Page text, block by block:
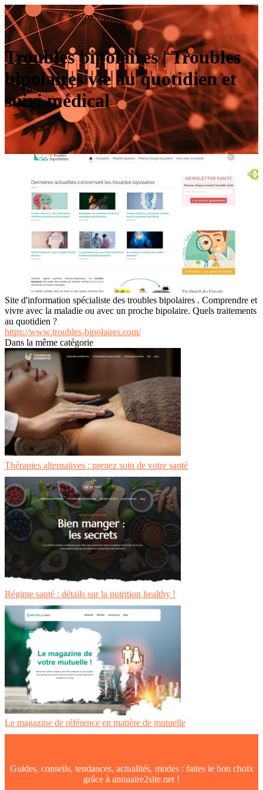
Troubles bipolaires | Troubles
bipolaires vie au quotidien et
suivi médical
Site d'information spécialiste des troubles bipolaires . Comprendre et
vivre avec la maladie ou avec un proche bipolaire. Quels traitements
au quotidien ?
https://www.troubles-bipolaires.com/
Dans la même catégorie
Thérapies alternatives : prenez soin de votre santé
Régime santé : détails sur la nutrition healthy !
Le magazine de référence en matière de mutuelle
Guides, conseils, tendances, actualités, modes : faites le bon choix
grâce à annuaire2site.net !